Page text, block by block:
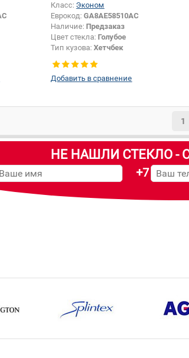
Класс: Эконом
Еврокод:GA8AE58510AC
Наличие: Предзаказ
Цвет стекла: Голубое
Тип кузова:Хетчбек
Тип стекла:Боковое стекло
правое
Добавить в сравнение
1
НЕ НАШЛИ СТЕКЛО -
+7